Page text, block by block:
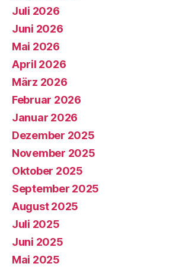
Juli 2026
Juni 2026
Mai 2026
April 2026
März 2026
Februar 2026
Januar 2026
Dezember 2025
November 2025
Oktober 2025
September 2025
August 2025
Juli 2025
Juni 2025
Mai 2025